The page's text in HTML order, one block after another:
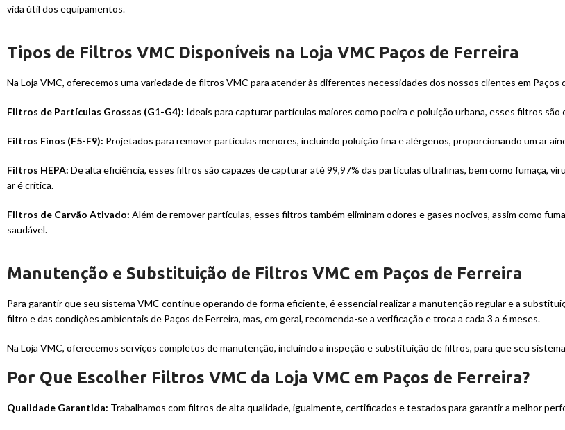
vida útil dos equipamentos.
Tipos de Filtros VMC Disponíveis na Loja VMC Paços de Ferreira
Na Loja VMC, oferecemos uma variedade de filtros VMC para atender às diferentes necessidades dos nossos clientes em Paços
Filtros de Partículas Grossas (G1-G4): Ideais para capturar partículas maiores como poeira e poluição urbana, esses filtros
Filtros Finos (F5-F9): Projetados para remover partículas menores, incluindo poluição fina e alérgenos, proporcionando um ar
Filtros HEPA: De alta eficiência, esses filtros são capazes de capturar até 99,97% das partículas ultrafinas, bem como fumaça,
ar é crítica.
Filtros de Carvão Ativado: Além de remover partículas, esses filtros também eliminam odores e gases nocivos, assim como
saudável.
Manutenção e Substituição de Filtros VMC em Paços de Ferreira
Para garantir que seu sistema VMC continue operando de forma eficiente, é essencial realizar a manutenção regular e a
filtro e das condições ambientais de Paços de Ferreira, mas, em geral, recomenda-se a verificação e troca a cada 3 a 6 meses.
Na Loja VMC, oferecemos serviços completos de manutenção, incluindo a inspeção e substituição de filtros, para que seu
Por Que Escolher Filtros VMC da Loja VMC em Paços de Ferreira?
Qualidade Garantida: Trabalhamos com filtros de alta qualidade, igualmente, certificados e testados para garantir a melhor